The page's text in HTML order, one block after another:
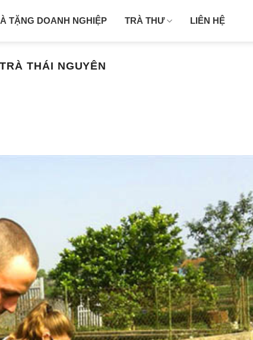
TẶNG DOANH NGHIỆP TRÀ THƯ LIÊN HỆ
THÁI NGUYÊN